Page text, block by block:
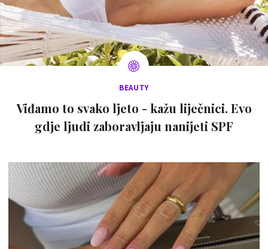
BEAUTY
Viđamo to svako ljeto - kažu liječnici. Evo
gdje ljudi zaboravljaju nanijeti SPF